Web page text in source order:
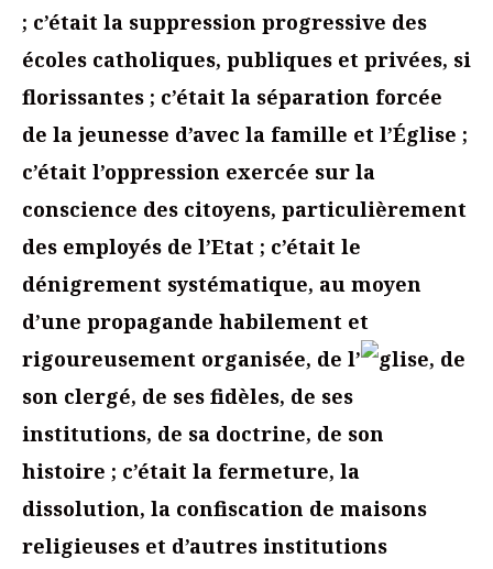
; c’était la suppression progressive des
écoles catholiques, publiques et privées, si
florissantes ; c’était la séparation forcée
de la jeunesse d’avec la famille et l’Église ;
c’était l’oppression exercée sur la
conscience des citoyens, particulièrement
des employés de l’Etat ; c’était le
dénigrement systématique, au moyen
d’une propagande habilement et
rigoureusement organisée, de l’
glise, de
son clergé, de ses fidèles, de ses
institutions, de sa doctrine, de son
histoire ; c’était la fermeture, la
dissolution, la confiscation de maisons
religieuses et d’autres institutions